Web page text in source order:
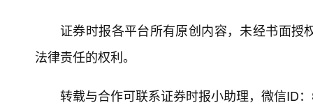
证券时报各平台所有原创内容，未经书面
法律责任的权利。
转载与合作可联系证券时报小助理，微信ID